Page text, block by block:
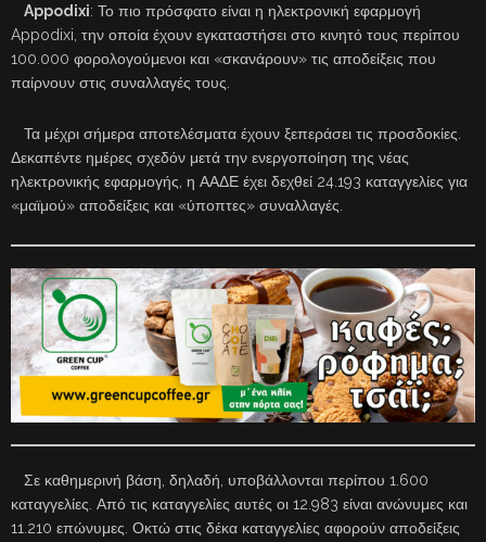
Appodixi: Το πιο πρόσφατο είναι η ηλεκτρονική εφαρμογή
Appodixi, την οποία έχουν εγκαταστήσει στο κινητό τους περίπου
100.000 φορολογούμενοι και «σκανάρουν» τις αποδείξεις που
παίρνουν στις συναλλαγές τους.
Τα μέχρι σήμερα αποτελέσματα έχουν ξεπεράσει τις προσδοκίες.
Δεκαπέντε ημέρες σχεδόν μετά την ενεργοποίηση της νέας
ηλεκτρονικής εφαρμογής, η ΑΑΔΕ έχει δεχθεί 24.193 καταγγελίες για
«μαϊμού» αποδείξεις και «ύποπτες» συναλλαγές.
Σε καθημερινή βάση, δηλαδή, υποβάλλονται περίπου 1.600
καταγγελίες. Από τις καταγγελίες αυτές οι 12.983 είναι ανώνυμες και
11.210 επώνυμες. Οκτώ στις δέκα καταγγελίες αφορούν αποδείξεις